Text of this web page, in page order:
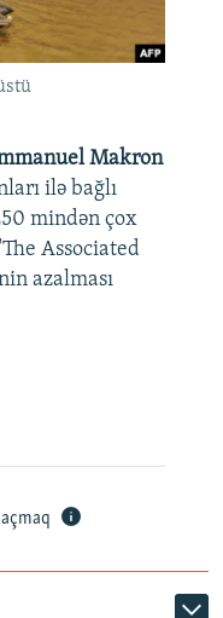
Makron
ilə bağlı
mindən çox
Associated
azalması